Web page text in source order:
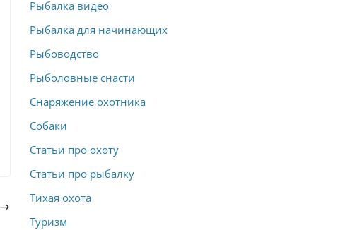
Рыбалка видео
Рыбалка для начинающих
Рыбоводство
Рыболовные снасти
Снаряжение охотника
Собаки
Статьи про охоту
Статьи про рыбалку
Тихая охота
Туризм